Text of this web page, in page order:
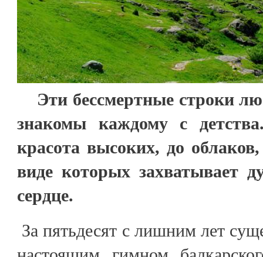
Эти бессмертные строки
знакомы каждому с
красота высоких, до
виде которых захватывает
сердце.
За пятьдесят с лишним лет